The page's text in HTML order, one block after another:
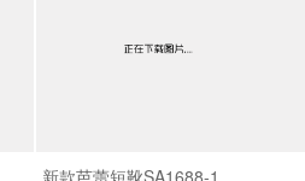
新款芭蕾短靴SA1688-1